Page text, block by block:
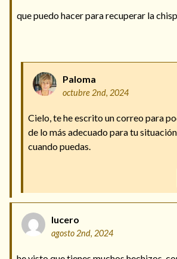
que puedo hacer para recuperar la
Paloma
octubre 2nd, 2024
Cielo, te he escrito un correo para
de lo más adecuado para tu
cuando puedas.
lucero
agosto 2nd, 2024